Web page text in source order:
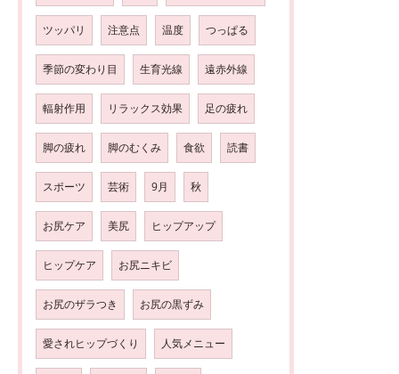
ツッパリ 注意点 温度 つっぱる
季節の変わり目 生育光線 遠赤外線
輻射作用 リラックス効果 足の疲れ
脚の疲れ 脚のむくみ 食欲 読書
スポーツ 芸術 9月 秋
お尻ケア 美尻 ヒップアップ
ヒップケア お尻ニキビ
お尻のザラつき お尻の黒ずみ
愛されヒップづくり 人気メニュー